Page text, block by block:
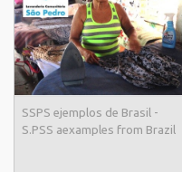
SSPS ejemplos de Brasil -
S.PSS aexamples from Brazil